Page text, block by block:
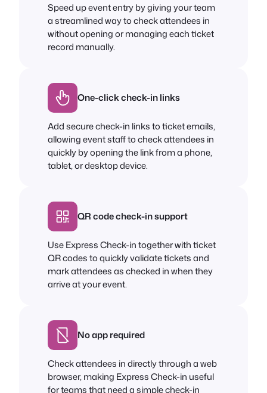
Speed up event entry by giving your team
a streamlined way to check attendees in
without opening or managing each ticket
record manually.
One-click check-in links
Add secure check-in links to ticket emails,
allowing event staff to check attendees in
quickly by opening the link from a phone,
tablet, or desktop device.
QR code check-in support
Use Express Check-in together with ticket
QR codes to quickly validate tickets and
mark attendees as checked in when they
arrive at your event.
No app required
Check attendees in directly through a web
browser, making Express Check-in useful
for teams that need a simple check-in